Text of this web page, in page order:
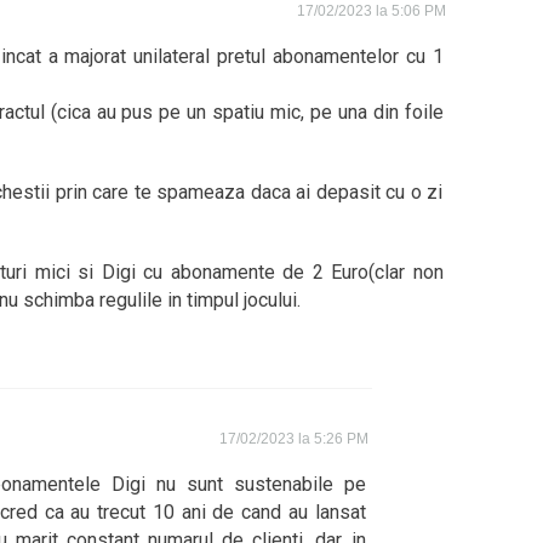
17/02/2023 la 5:06 PM
a majorat unilateral pretul abonamentelor cu 1
(cica au pus pe un spatiu mic, pe una din foile
prin care te spameaza daca ai depasit cu o zi
mici si Digi cu abonamente de 2 Euro(clar non
schimba regulile in timpul jocului.
17/02/2023 la 5:26 PM
Digi nu sunt sustenabile pe
ca au trecut 10 ani de cand au lansat